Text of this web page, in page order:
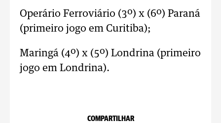
Operário Ferroviário (3º) x (6º) Paraná
(primeiro jogo em Curitiba);
Maringá (4º) x (5º) Londrina (primeiro
jogo em Londrina).
COMPARTILHAR